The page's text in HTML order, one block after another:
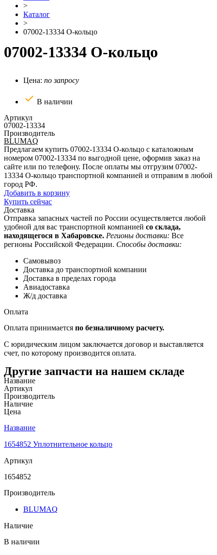
>
Каталог
>
07002-13334 О-кольцо
07002-13334 О-кольцо
Цена: по запросу
В наличии
Артикул
07002-13334
Производитель
BLUMAQ
Предлагаем купить 07002-13334 О-кольцо с каталожным
номером 07002-13334 по выгодной цене, оформив заказ на
сайте или по телефону. После оплаты мы отгрузим 07002-
13334 О-кольцо транспортной компанией и отправим в любой
город РФ.
Добавить в корзину
Купить сейчас
Доставка
Отправка запасных частей по России осуществляется любой
удобной для вас транспортной компанией со склада,
находящегося в Хабаровске. Регионы доставки: Все
регионы Российской Федерации. Способы доставки:
Самовывоз
Доставка до транспортной компании
Доставка в пределах города
Авиадоставка
Ж/д доставка
Оплата
Оплата принимается по безналичному расчету.
С юридическим лицом заключается договор и выставляется
счет, по которому производится оплата.
Другие запчасти на нашем складе
Название
Артикул
Производитель
Наличие
Цена
Название
1654852 Уплотнительное кольцо
Артикул
1654852
Производитель
BLUMAQ
Наличие
В наличии